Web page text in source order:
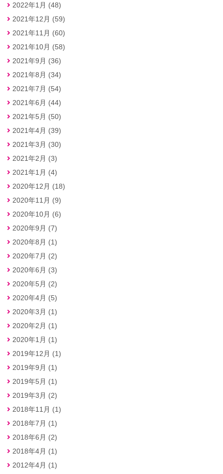
2022年1月 (48)
2021年12月 (59)
2021年11月 (60)
2021年10月 (58)
2021年9月 (36)
2021年8月 (34)
2021年7月 (54)
2021年6月 (44)
2021年5月 (50)
2021年4月 (39)
2021年3月 (30)
2021年2月 (3)
2021年1月 (4)
2020年12月 (18)
2020年11月 (9)
2020年10月 (6)
2020年9月 (7)
2020年8月 (1)
2020年7月 (2)
2020年6月 (3)
2020年5月 (2)
2020年4月 (5)
2020年3月 (1)
2020年2月 (1)
2020年1月 (1)
2019年12月 (1)
2019年9月 (1)
2019年5月 (1)
2019年3月 (2)
2018年11月 (1)
2018年7月 (1)
2018年6月 (2)
2018年4月 (1)
2012年4月 (1)